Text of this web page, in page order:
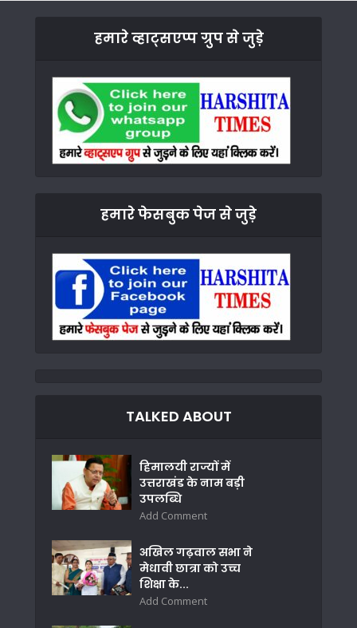
हमारे व्हाट्सएप्प ग्रुप से जुड़े
हमारे फेसबुक पेज से जुड़े
TALKED ABOUT
हिमालयी राज्यों में
उत्तराखंड के नाम बड़ी
उपलब्धि
Add Comment
अखिल गढ़वाल सभा ने
मेधावी छात्रा को उच्च
शिक्षा के...
Add Comment